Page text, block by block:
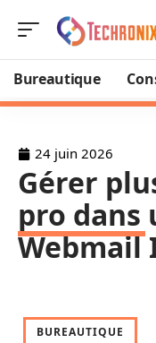
Bureautique
24 juin 2026
Gérer
pro dans
Webmail
BUREAUTIQUE